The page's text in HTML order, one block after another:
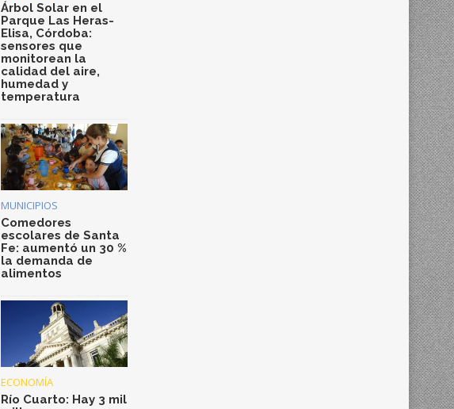
Árbol Solar en el
Parque Las Heras-
Elisa, Córdoba:
sensores que
monitorean la
calidad del aire,
humedad y
temperatura
MUNICIPIOS
Comedores
escolares de Santa
Fe: aumentó un 30 %
la demanda de
alimentos
ECONOMÍA
Río Cuarto: Hay 3 mil